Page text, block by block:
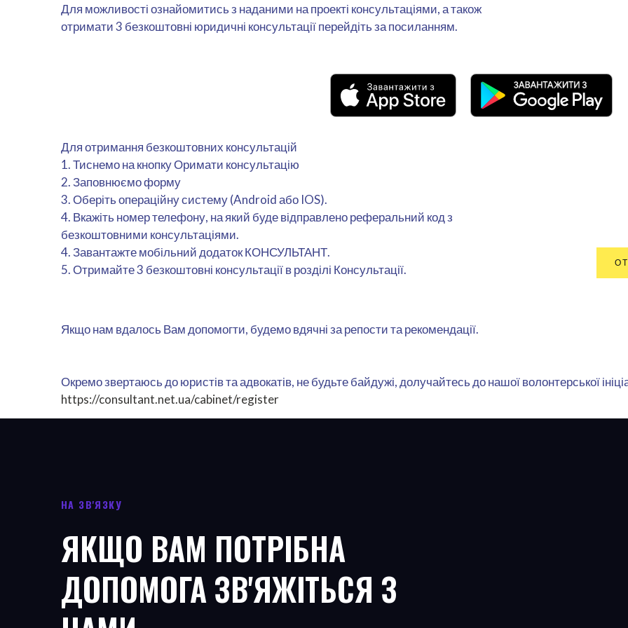
Для можливості ознайомитись з наданими на проекті консультаціями, а також
отримати 3 безкоштовні юридичні консультації перейдіть за посиланням.
Для отримання безкоштовних консультацій
1. Тиснемо на кнопку Оримати консультацію
2. Заповнюємо форму
3. Оберіть операційну систему (Android або IOS).
4. Вкажіть номер телефону, на який буде відправлено реферальний код з
безкоштовними консультаціями.
4. Завантажте мобільний додаток КОНСУЛЬТАНТ.
5. Отримайте 3 безкоштовні консультації в розділі Консультації.
Якщо нам вдалось Вам допомогти, будемо вдячні за репости та рекомендації.
Окремо звертаюсь до юристів та адвокатів, не будьте байдужі, долучайтесь до нашої волонтерської
https://consultant.net.ua/cabinet/register
НА ЗВ'ЯЗКУ
ЯКЩО ВАМ ПОТРІБНА
ДОПОМОГА ЗВ'ЯЖІТЬСЯ З